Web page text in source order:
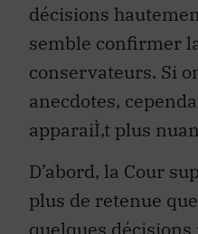
décisions
semble confirmer
conservateurs. Si
anecdotes,
apparaiÌ‚t plus
D’abord, la Cour
plus de retenue